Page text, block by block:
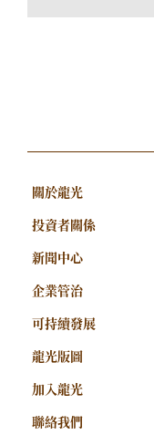
關於龍光
投資者關係
新聞中心
企業管治
可持續發展
龍光版圖
加入龍光
聯絡我們